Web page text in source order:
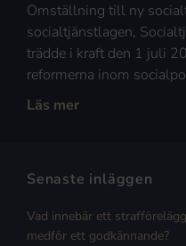
Omställning till ny
socialtjänstlagen,
trädde i kraft den 1 juli
reformerna inom
Läs mer
Senaste inläggen
Vad innebär ett
medför ett godkännande?